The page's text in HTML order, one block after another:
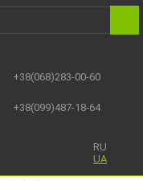
+38(068)283-00-60
+38(099)487-18-64
RU
UA